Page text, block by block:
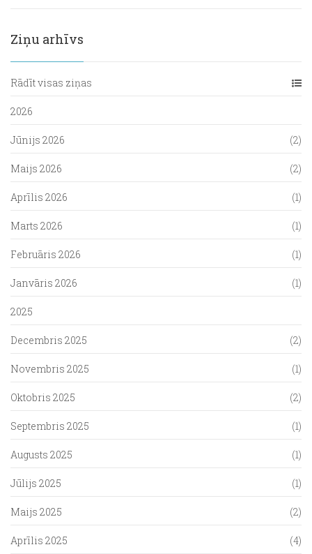
Ziņu arhīvs
Rādīt visas ziņas
2026
Jūnijs 2026 (2)
Maijs 2026 (2)
Aprīlis 2026 (1)
Marts 2026 (1)
Februāris 2026 (1)
Janvāris 2026 (1)
2025
Decembris 2025 (2)
Novembris 2025 (1)
Oktobris 2025 (2)
Septembris 2025 (1)
Augusts 2025 (1)
Jūlijs 2025 (1)
Maijs 2025 (2)
Aprīlis 2025 (4)